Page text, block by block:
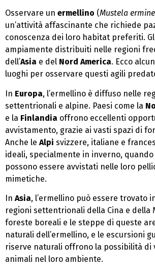
Osservare un ermellino (Mustela
un’attività affascinante che richiede
conoscenza dei loro habitat preferiti.
ampiamente distribuiti nelle regioni
dell’Asia e del Nord America. Ecco
luoghi per osservare questi agili
In Europa, l’ermellino è diffuso nelle
settentrionali e alpine. Paesi come la
e la Finlandia offrono eccellenti
avvistamento, grazie ai vasti spazi di
Anche le Alpi svizzere, italiane e
ideali, specialmente in inverno,
possono essere avvistati nelle loro
mimetiche.
In Asia, l’ermellino può essere trovato
regioni settentrionali della Cina e della
foreste boreali e le steppe di queste
naturali dell’ermellino, e le escursioni
riserve naturali offrono la possibilità di
animali nel loro ambiente.